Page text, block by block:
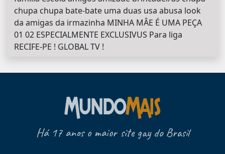
chupa chupa bate-bate uma duas usa abusa look
da amigas da irmazinha MINHA MÂE É UMA PEÇA
01 02 ESPECIALMENTE EXCLUSIVUS Para liga
RECIFE-PE ! GLOBAL TV !
Há 17 anos o maior site gay do Brasil